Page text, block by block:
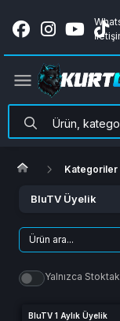
Kategoriler
BluTV Üyelik
Yalnızca
BluTV 1 Aylık Üyelik